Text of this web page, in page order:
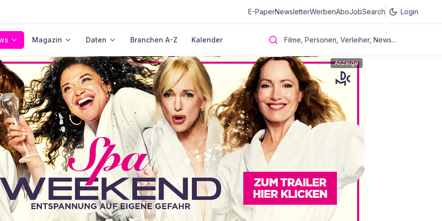
E-PaperNewsletterWerbenAboJobSearch Login
Magazin Daten Branchen A-Z Kalender Filme, Personen, Verleiher, News...
Anzeige